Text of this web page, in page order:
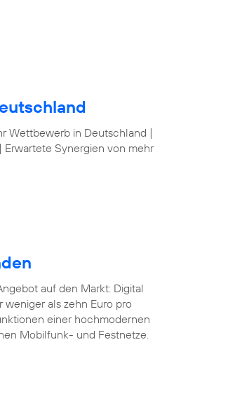
Wettbewerb in Deutschland |
Synergien von mehr
auf den Markt: Digital
als zehn Euro pro
einer hochmodernen
Mobilfunk- und Festnetze.